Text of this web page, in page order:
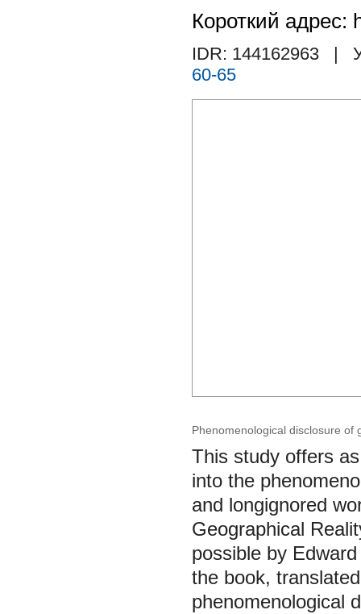
Короткий адрес:
IDR: 144162963
|
60-65
Phenomenological disclosure of
This study offers
into the
and longignored
Geographical
possible by
the book,
phenomenological